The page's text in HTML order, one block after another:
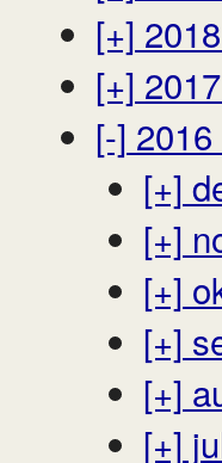
[+]
[+]
[-]
[+]
[+]
[+]
[+]
[+]
[+]